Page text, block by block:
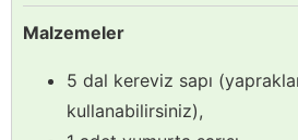
Malzemeler
5 dal kereviz sapı
kullanabilirsiniz),